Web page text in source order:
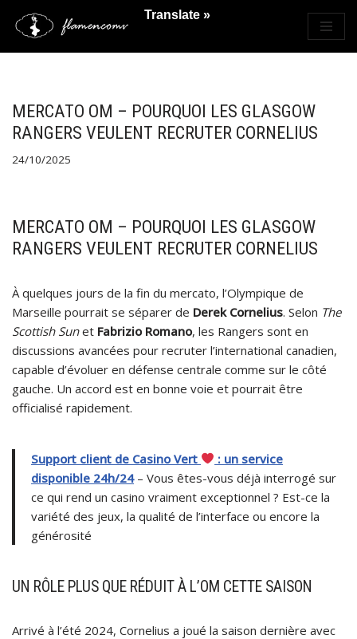
Saltar
MERCATO OM – POURQUOI LES GLASGOW
RANGERS VEULENT RECRUTER CORNELIUS
24/10/2025
MERCATO OM – POURQUOI LES GLASGOW
RANGERS VEULENT RECRUTER CORNELIUS
À quelques jours de la fin du mercato, l’Olympique de
Marseille pourrait se séparer de Derek Cornelius. Selon The
Scottish Sunet Fabrizio Romano, les Rangers sont en
discussions avancées pour recruter l’international canadien,
capable d’évoluer en défense centrale comme sur le côté
gauche. Un accord est en bonne voie et pourrait être
officialisé rapidement.
Support client de Casino Vert
: un service
disponible 24h/24– Vous êtes-vous déjà interrogé sur
ce qui rend un casino vraiment exceptionnel ? Est-ce la
variété des jeux, la qualité de l’interface ou encore la
générosité
UN RÔLE PLUS QUE RÉDUIT À L’OM CETTE SAISON
Arrivé à l’été 2024, Cornelius a joué la saison dernière avec
Translate »